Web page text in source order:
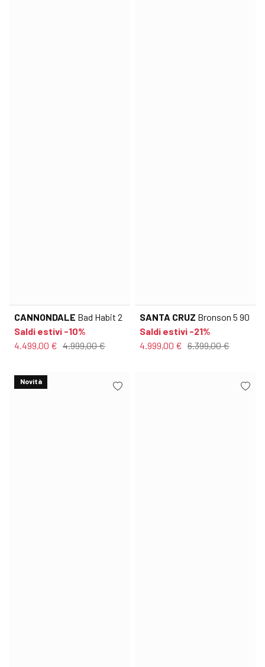
CANNONDALE Bad Habit 2
Saldi estivi -10%
4.499,00 € 4.999,00 €
SANTA CRUZ Bronson 5 90
Saldi estivi -21%
4.999,00 € 6.399,00 €
Novità